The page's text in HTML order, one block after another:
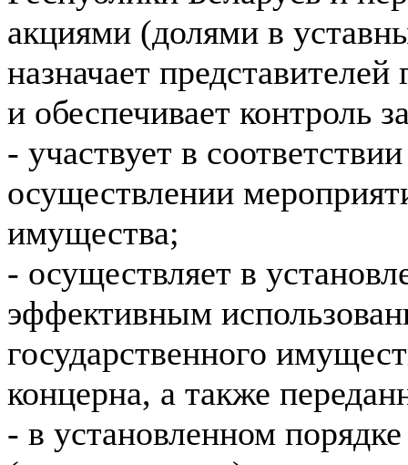
акциями (долями в
назначает
и обеспечивает контроль
- участвует в
осуществлении
имущества;
- осуществляет в
эффективным
государственного
концерна, а также
- в установленном